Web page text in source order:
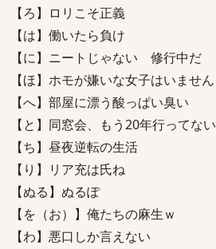
【ろ】ロリこそ正義
【は】働いたら負け
【に】ニートじゃない 修行中だ
【ほ】ホモが嫌いな女子はいません
【へ】部屋に漂う酸っぱい臭い
【と】同窓会、もう20年行ってない
【ち】昼夜逆転の生活
【り】リア充は氏ね
【ぬる】ぬるぽ
【を（お）】俺たちの麻生ｗ
【わ】悪口しか言えない